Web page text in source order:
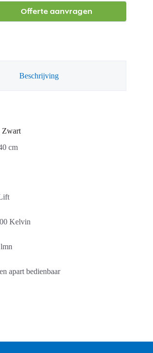
Offerte aanvragen
Beschrijving
Zwart
cm
Kelvin
apart bedienbaar